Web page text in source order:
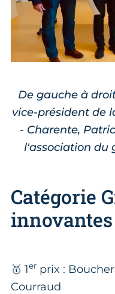
De gauche à
vice-président de
- Charente,
l'association du
Catégorie
innovantes
🥇 1er prix :
Courraud